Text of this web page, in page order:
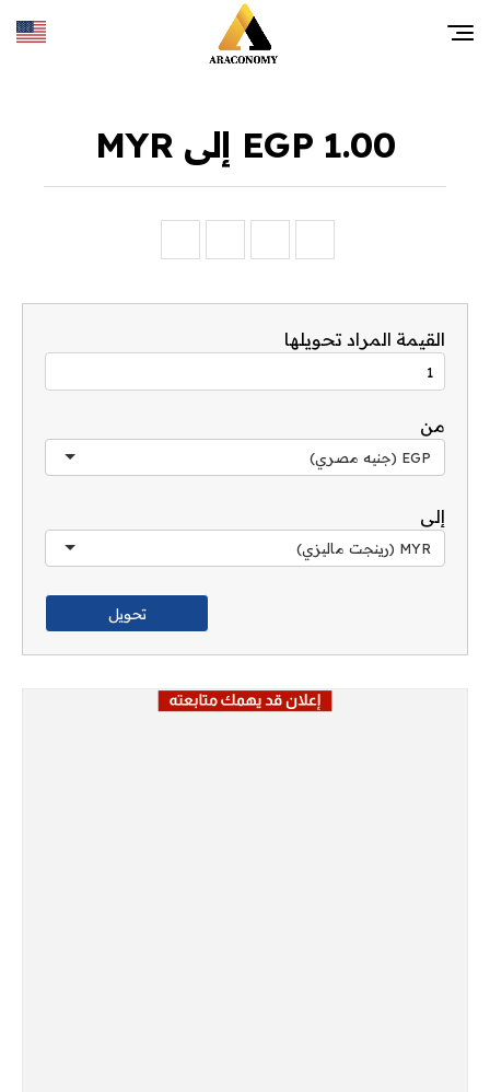
1.00 EGP إلى MYR
القيمة المراد تحويلها
من
EGP (جنيه مصري)
إلى
MYR (رينجت ماليزي)